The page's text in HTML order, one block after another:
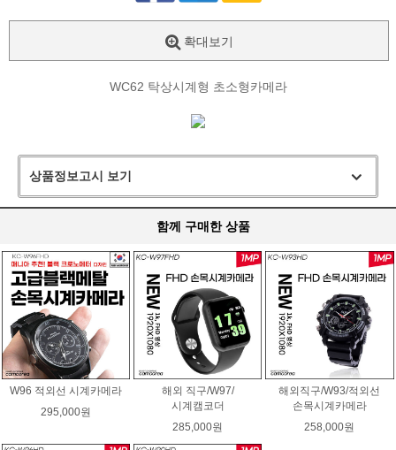
확대보기
WC62 탁상시계형 초소형카메라
상품정보고시 보기
함께 구매한 상품
W96 적외선 시계카메라
295,000원
해외 직구/W97/
시계캠코더
285,000원
해외직구/W93/적외선
손목시계카메라
258,000원